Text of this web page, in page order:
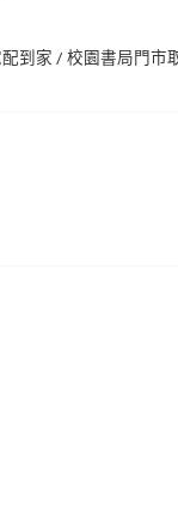
到家 / 校園書局門市